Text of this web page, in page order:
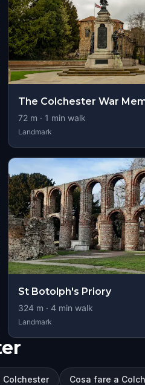
The Colchester War
72m · 1 min walk
Landmark
St Botolph's Priory
324 m · 4 min walk
Landmark
Colchester Cosa fare a